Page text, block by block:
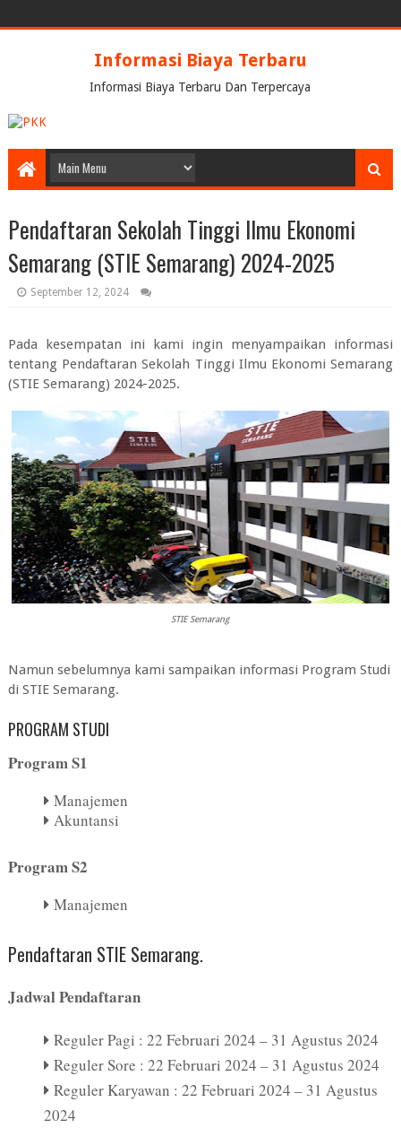
Informasi Biaya Terbaru
Informasi Biaya Terbaru Dan Terpercaya
Pendaftaran Sekolah Tinggi Ilmu Ekonomi
Semarang (STIE Semarang) 2024-2025
September 12, 2024
Pada kesempatan ini kami ingin menyampaikan informasi
tentang Pendaftaran Sekolah Tinggi Ilmu Ekonomi Semarang
(STIE Semarang) 2024-2025.
STIE Semarang
Namun sebelumnya kami sampaikan informasi Program Studi
di STIE Semarang.
PROGRAM STUDI
Program S1
Manajemen
Akuntansi
Program S2
Manajemen
Pendaftaran STIE Semarang.
Jadwal Pendaftaran
Reguler Pagi : 22 Februari 2024 – 31 Agustus 2024
Reguler Sore : 22 Februari 2024 – 31 Agustus 2024
Reguler Karyawan : 22 Februari 2024 – 31 Agustus
2024